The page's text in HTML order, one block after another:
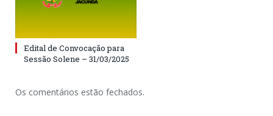
Edital de Convocação para
Sessão Solene – 31/03/2025
Os comentários estão fechados.